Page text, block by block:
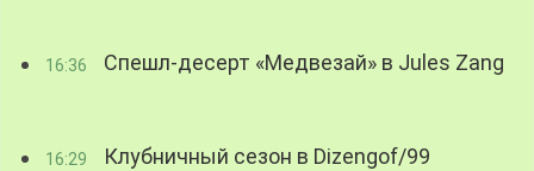
16:36 Спешл-десерт «Медвезай» в Jules Zang
16:29 Клубничный сезон в Dizengof/99